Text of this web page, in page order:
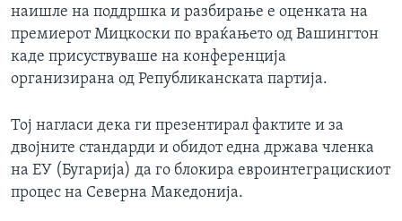
наишле на поддршка и разбирање е оценката на
премиерот Мицкоски по враќањето од Вашингтон
каде присуствуваше на конференција
организирана од Републиканската партија.
Тој нагласи дека ги презентирал фактите и за
двојните стандарди и обидот една држава членка
на ЕУ (Бугарија) да го блокира евроинтеграцискиот
процес на Северна Македонија.